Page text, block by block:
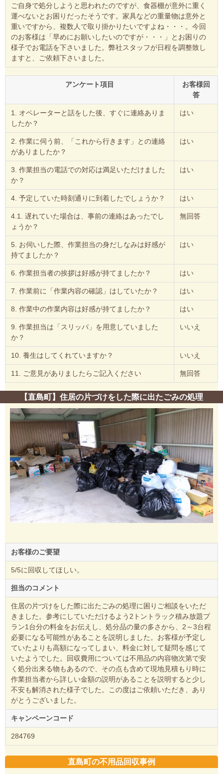
ご自身で処分しようと思われたのですが、食器棚が意外に重く
運べないとお困りだったそうです。家具などの重量物は意外と
重いですから、複数人で取り掛かりたいですよね・・・。今回
のお客様は「早めにお願いしたいのですが・・・」とお困りの
様子でお電話を下さいました。弊社スタッフが日程を調整致し
ますと、ご依頼下さいました。
アンケート項目
お客様回
答
1. オペレーターと話をした後、すぐに連絡ありま
したか？
はい
2. 作業に伺う前、「これから行きます」との連絡
がありましたか？
はい
3. 作業担当の電話での対応は満足いただけました
か？
はい
4. 予定していた時刻通りに到着したでしょうか？ はい
4.1. 遅れていた場合は、事前の連絡はあったでし
ょうか？
無回答
5. お伺いした際、作業担当の身だしなみは好感が
持てましたか？
はい
6. 作業担当者の挨拶は好感が持てましたか？ はい
7. 作業前に「作業内容の確認」はしていたか？ はい
8. 作業中の作業内容は好感が持てましたか？ はい
9. 作業担当は「スリッパ」を用意していました
か？
いいえ
10. 養生はしてくれていますか？ いいえ
11. ご意見がありましたらご記入ください 無回答
【直島町】住居の片づけをした際に出たごみの処理
お客様のご要望
5/5に回収してほしい。
担当のコメント
住居の片づけをした際に出たごみの処理に困りご相談をいただ
きました。参考にしていただけるよう2トントラック積み放題プ
ラン1台分の料金をお伝えし、処分品の量の多さから、2～3台程
必要になる可能性があることを説明しました。お客様が予定し
ていたよりも高額になってしまい、料金に対して疑問を感じて
いたようでした。回収費用については不用品の内容物次第で安
く処分出来る物もあるので、その点も含めて現地見積もり時に
作業担当者から詳しい金額の説明があることを説明すると少し
不安も解消された様子でした。この度はご依頼いただき、あり
がとうございました。
キャンペーンコード
284769
直島町の不用品回収事例